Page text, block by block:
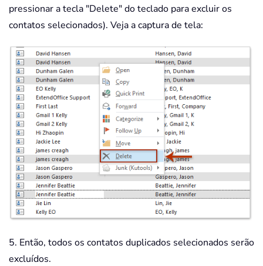
pressionar a tecla "Delete" do teclado para excluir os
contatos selecionados). Veja a captura de tela:
5. Então, todos os contatos duplicados selecionados serão
excluídos.